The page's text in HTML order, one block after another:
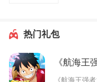
热门礼包
《航海王强